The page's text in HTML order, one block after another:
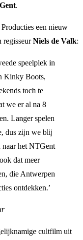
.
een nieuw
regisseurNiels de Valk:
speelplek in
Kinky Boots,
toch te
we er al na 8
Langer spelen
dus zijn we blij
naar het NTGent
dat meer
die Antwerpen
ontdekken.’
cultfilm uit